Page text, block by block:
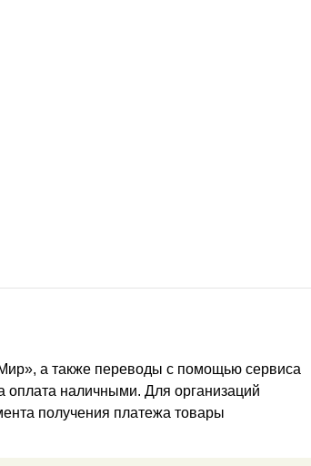
а также переводы с помощью сервиса
наличными. Для организаций
получения платежа товары